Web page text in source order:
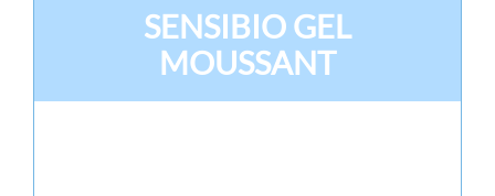
SENSIBIO GEL
MOUSSANT